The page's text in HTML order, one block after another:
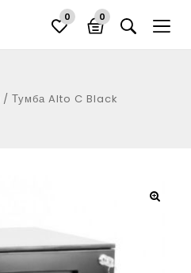
0 0
/ Тумба Alto C Black